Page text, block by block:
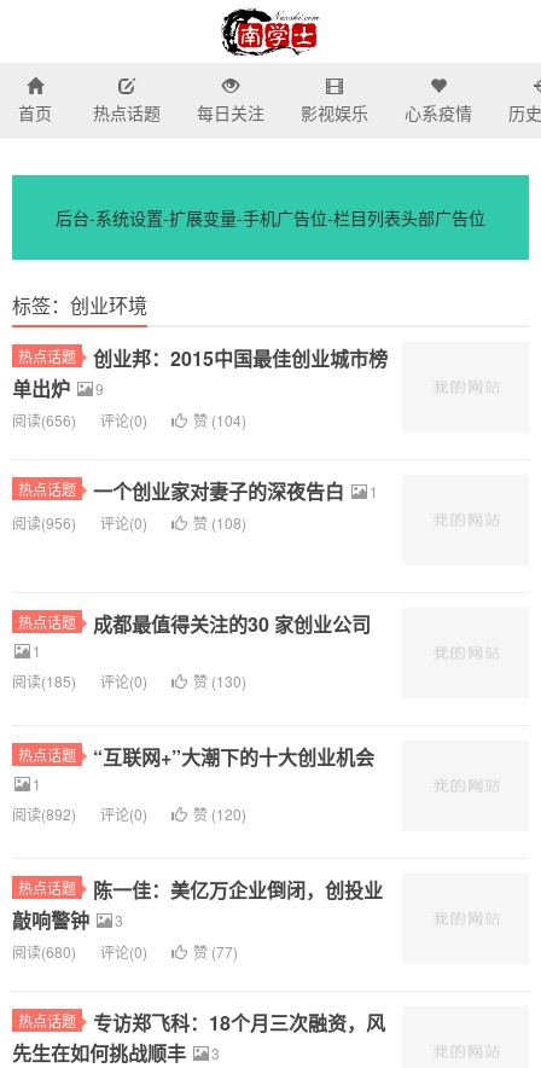
南学士-我所关注的话题热
点,都在这里!
首页 热点话题 每日关注 影视娱乐 心系疫情 历
后台-系统设置-扩展变量-手机广告位-栏目列表头部广告位
标签：创业环境
热点话题
创业邦：2015中国最佳创业城市榜
单出炉
9
阅读(656) 评论(0) 赞 (104)
热点话题 一个创业家对妻子的深夜告白
1
阅读(956) 评论(0) 赞 (108)
热点话题 成都最值得关注的30 家创业公司
1
阅读(185) 评论(0) 赞 (130)
热点话题 “互联网+”大潮下的十大创业机会
1
阅读(892) 评论(0) 赞 (120)
热点话题
陈一佳：美亿万企业倒闭，创投业
敲响警钟
3
阅读(680) 评论(0) 赞 (77)
热点话题
专访郑飞科：18个月三次融资，风
先生在如何挑战顺丰
3